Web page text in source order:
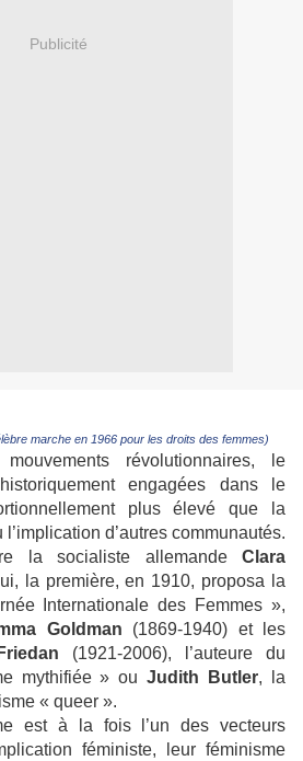
Publicité
marche en 1966 pour les droits des femmes)
révolutionnaires, le
engagées dans le
plus élevé que la
d’autres communautés.
la socialiste allemande Clara
la première, en 1910, proposa la
Internationale des Femmes »,
Goldman (1869-1940) et les
(1921-2006), l’auteure du
mythifiée » ouJudith Butler, la
« queer ».
est à la fois l’un des vecteurs
féministe, leur féminisme